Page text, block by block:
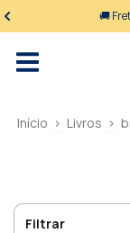
🚚
Início > Livros >
Filtrar